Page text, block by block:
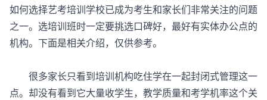
如何选择艺考培训学校已成为考生和家长们非常关注的问题
之一。选培训班时一定要挑选口碑好，最好有实体办公点的
机构。下面是相关介绍，仅供参考。
很多家长只看到培训机构吃住学在一起封闭式管理这一
点。却没有看到它大量收学生，教学质量和考学机率这个关